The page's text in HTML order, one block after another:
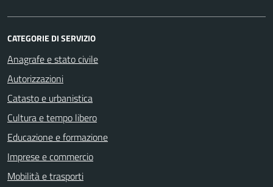
CATEGORIE DI SERVIZIO
Anagrafe e stato civile
Autorizzazioni
Catasto e urbanistica
Cultura e tempo libero
Educazione e formazione
Imprese e commercio
Mobilità e trasporti